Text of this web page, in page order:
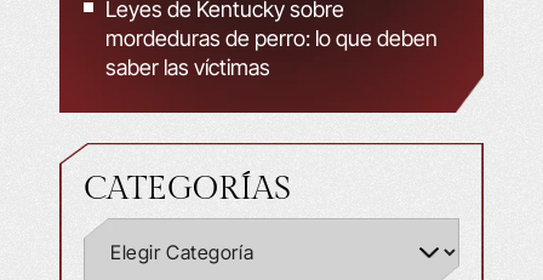
Leyes de Kentucky sobre
mordeduras de perro: lo que deben
saber las víctimas
CATEGORÍAS